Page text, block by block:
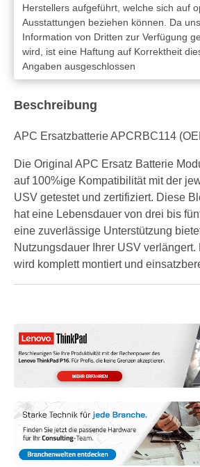
Herstellers aufgeführt, welche sich auf
Ausstattungen beziehen können. Da
Information von Dritten zur Verfügung
wird, ist eine Haftung auf Korrektheit
Angaben ausgeschlossen
Beschreibung
APC Ersatzbatterie APCRBC114
Die Original APC Ersatz Batterie
auf 100%ige Kompatibilität mit der
USV getestet und zertifiziert. Diese
hat eine Lebensdauer von drei bis
eine zuverlässige Unterstützung
Nutzungsdauer Ihrer USV verlängert.
wird komplett montiert und